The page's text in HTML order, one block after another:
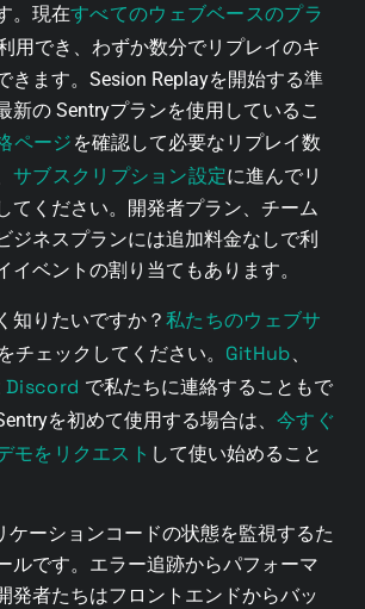
。現在すべてのウェブベースのプラ
用でき、わずか数分でリプレイのキ
きます。Sesion Replayを開始する準
新の Sentryプランを使用しているこ
ページ を確認して必要なリプレイ数
サブスクリプション設定に進んでリ
てください。開発者プラン、チーム
ジネスプランには追加料金なしで利
イベントの割り当てもあります。
知りたいですか？ 私たちのウェブサ
をチェックしてください。 GitHub
Discord で私たちに連絡することもで
を初めて使用する場合は、 今すぐ
モをリクエスト して使い始めること
ケーションコードの状態を監視するた
ルです。エラー追跡からパフォーマ
発者たちはフロントエンドからバッ